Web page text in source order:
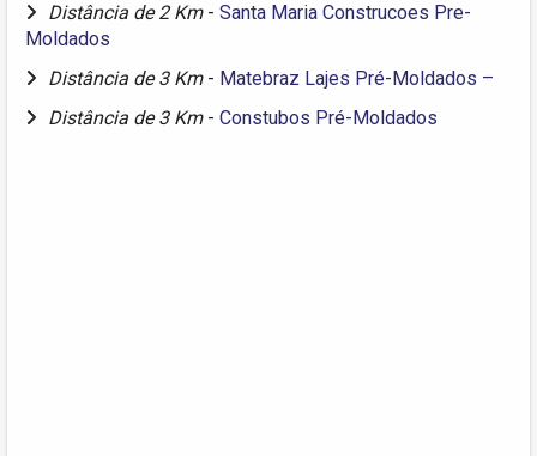
Distância de 2 Km - Santa Maria Construcoes Pre-
Moldados
Distância de 3 Km - Matebraz Lajes Pré-Moldados –
Distância de 3 Km - Constubos Pré-Moldados